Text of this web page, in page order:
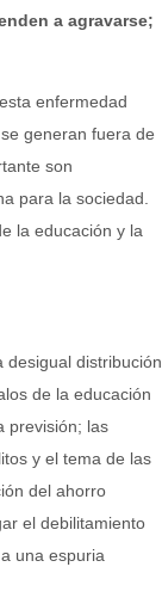
a agravarse;
enfermedad
generan fuera de
son
para la sociedad.
la educación y la
desigual distribución
de la educación
previsión; las
y el tema de las
del ahorro
el debilitamiento
una espuria